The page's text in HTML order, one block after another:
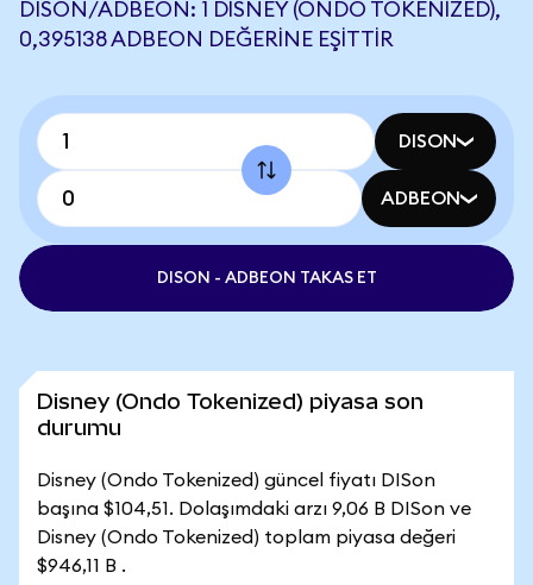
DISON/ADBEON: 1 DISNEY (ONDO TOKENIZED),
0,395138 ADBEON DEĞERINE EŞITTIR
DISON
ADBEON
DISON - ADBEON TAKAS ET
Disney (Ondo Tokenized) piyasa son
durumu
Disney (Ondo Tokenized) güncel fiyatı DISon
başına $104,51. Dolaşımdaki arzı 9,06 B DISon ve
Disney (Ondo Tokenized) toplam piyasa değeri
$946,11 B .